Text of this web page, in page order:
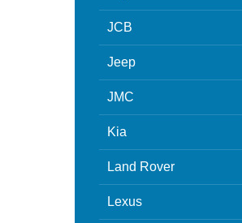
JCB
Jeep
JMC
Kia
Land Rover
Lexus